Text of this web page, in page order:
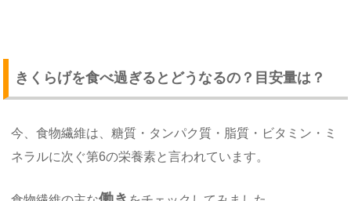
きくらげを食べ過ぎるとどうなるの？目安量は？
今、食物繊維は、糖質・タンパク質・脂質・ビタミン・ミ
ネラルに次ぐ第6の栄養素と言われています。